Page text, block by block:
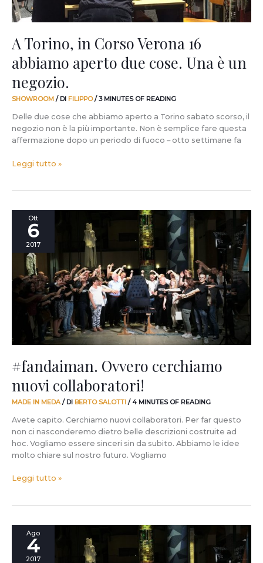
A Torino, in Corso Verona 16
abbiamo aperto due cose. Una è un
negozio.
SHOWROOM / DI FILIPPO/3 MINUTES OF READING
Delle due cose che abbiamo aperto a Torino sabato scorso, il
negozio non è la più importante. Non è semplice fare questa
affermazione dopo un periodo di fuoco – otto settimane fa
Una
è
negozio.
Leggi tutto »
Ott
6
2017
#fandaiman. Ovvero cerchiamo
nuovi collaboratori!
MADE IN MEDA/ DI BERTO SALOTTI /4 MINUTES OF READING
Avete capito. Cerchiamo nuovi collaboratori. Per far questo
non ci nasconderemo dietro belle descrizioni costruite ad
hoc. Vogliamo essere sinceri sin da subito. Abbiamo le idee
molto chiare sul nostro futuro. Vogliamo
#fandaiman.
Ovvero
cerchiamo
collaboratori!
Leggi tutto »
Ago
4
2017